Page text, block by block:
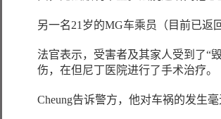
另一名21岁的MG车乘员（目前已返
法官表示，受害者及其家人受到了“
伤，在但尼丁医院进行了手术治疗。
Cheung告诉警方，他对车祸的发生毫